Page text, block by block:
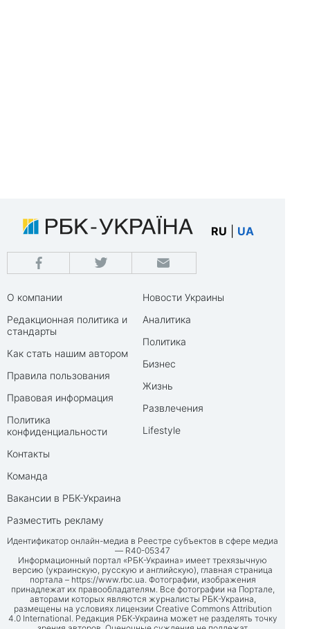
RU UA
О компании
Редакционная политика и
стандарты
Как стать нашим автором
Правила пользования
Правовая информация
Политика
конфиденциальности
Контакты
Команда
Вакансии в РБК-Украина
Разместить рекламу
Новости Украины
Аналитика
Политика
Бизнес
Жизнь
Развлечения
Lifestyle
Идентификатор онлайн-медиа в Реестре субъектов в сфере медиа
— R40-05347
Информационный портал «РБК-Украина» имеет трехязычную
версию (украинскую, русскую и английскую), главная страница
портала – https://www.rbc.ua. Фотографии, изображения
принадлежат их правообладателям. Все фотографии на Портале,
авторами которых являются журналисты РБК-Украина,
размещены на условиях лицензии Creative Commons Attribution
4.0 International. Редакция РБК-Украина может не разделять точку